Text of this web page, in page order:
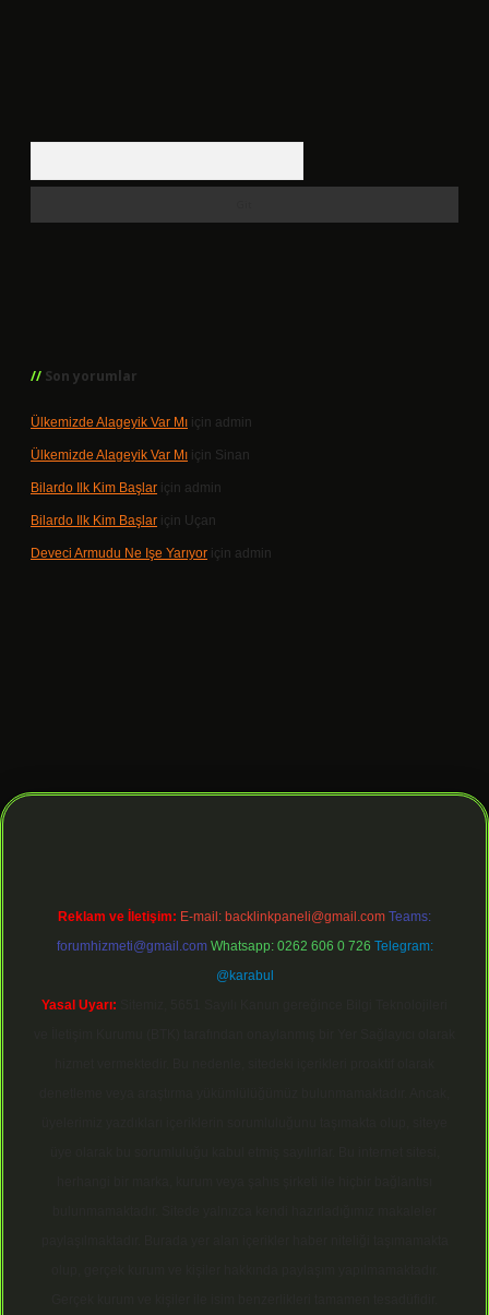
Son yorumlar
Ülkemizde Alageyik Var Mı için admin
Ülkemizde Alageyik Var Mı için Sinan
Bilardo Ilk Kim Başlar için admin
Bilardo Ilk Kim Başlar için Uçan
Deveci Armudu Ne Işe Yarıyor için admin
Reklam ve İletişim: E-mail: backlinkpaneli@gmail.com Teams:
forumhizmeti@gmail.com Whatsapp: 0262 606 0 726 Telegram:
@karabul
Yasal Uyarı: